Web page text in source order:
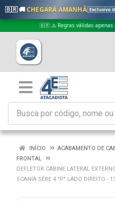
🇧🇷 🚚CHEGARÁ AMANHÃ Exclusivo
🇧🇷 ⚠️ Regras válidas apenas para:
INÍCIO
ACABAMENTO DE
FRONTAL
DEFLETOR CABINE LATERAL
SCANIA SÉRE 4 "P" LADO DIREITO -